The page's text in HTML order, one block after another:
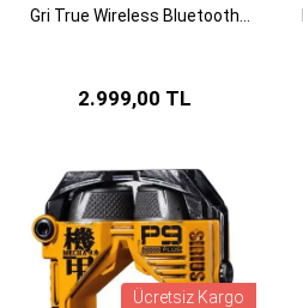
Gri True Wireless Bluetooth
2.999,00 TL
Ücretsiz Kargo